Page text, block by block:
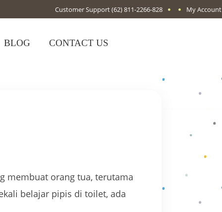
Customer Support(62) 811-2266-828 My Account
BLOG CONTACT US
membuat orang tua, terutama
belajar pipis di toilet, ada